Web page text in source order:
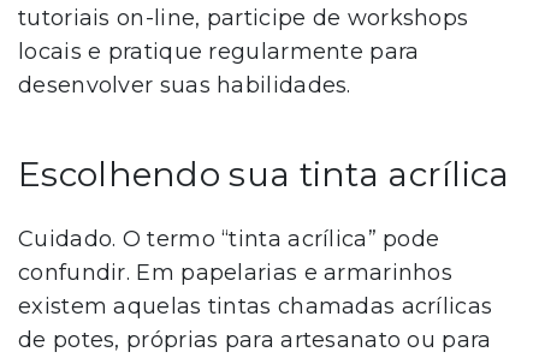
tutoriais on-line, participe de workshops
locais e pratique regularmente para
desenvolver suas habilidades.
Escolhendo sua tinta acrílica
Cuidado. O termo “tinta acrílica” pode
confundir. Em papelarias e armarinhos
existem aquelas tintas chamadas acrílicas
de potes, próprias para artesanato ou para